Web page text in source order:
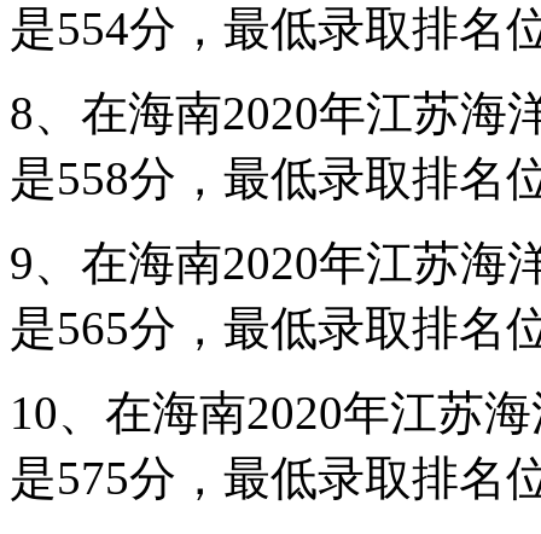
是554分，最低录取排名
8、在海南2020年江苏海
是558分，最低录取排名
9、在海南2020年江苏海
是565分，最低录取排名
10、在海南2020年江苏
是575分，最低录取排名